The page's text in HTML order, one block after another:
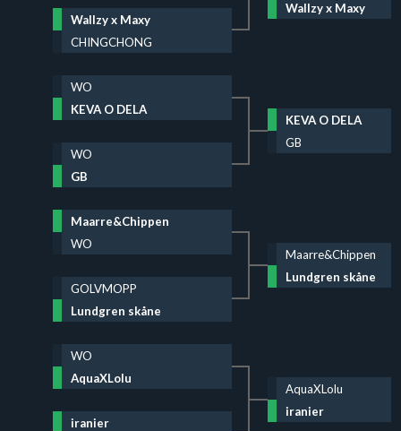
Wallzy x Maxy
CHINGCHONG
WO
KEVA O DELA
WO
GB
Maarre&Chippen
WO
GOLVMOPP
Lundgren skåne
WO
AquaXLolu
iranier
Wallzy x Maxy
KEVA O DELA
GB
Maarre&Chippen
Lundgren skåne
AquaXLolu
iranier